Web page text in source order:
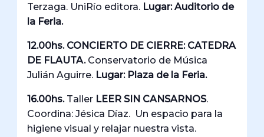
Terzaga. UniRío editora. Lugar: Auditorio de
la Feria.
12.00hs. CONCIERTO DE CIERRE: CATEDRA
DE FLAUTA. Conservatorio de Música
Julián Aguirre. Lugar: Plaza de la Feria.
16.00hs. Taller LEER SIN CANSARNOS.
Coordina: Jésica Díaz. Un espacio para la
higiene visual y relajar nuestra vista.